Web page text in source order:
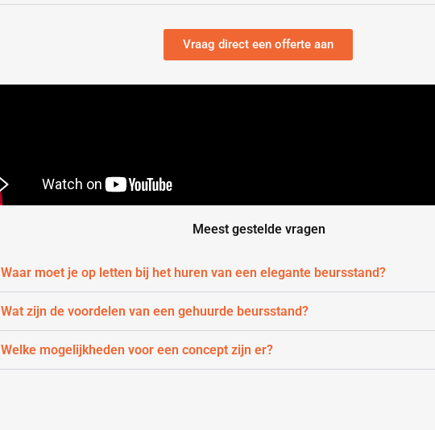
Vraag direct een offerte aan
Meest gestelde vragen
Waar moet je op letten bij het huren van een elegante beursstand?
Wat zijn de voordelen van een gehuurde beursstand?
Welke mogelijkheden voor een concept zijn er?